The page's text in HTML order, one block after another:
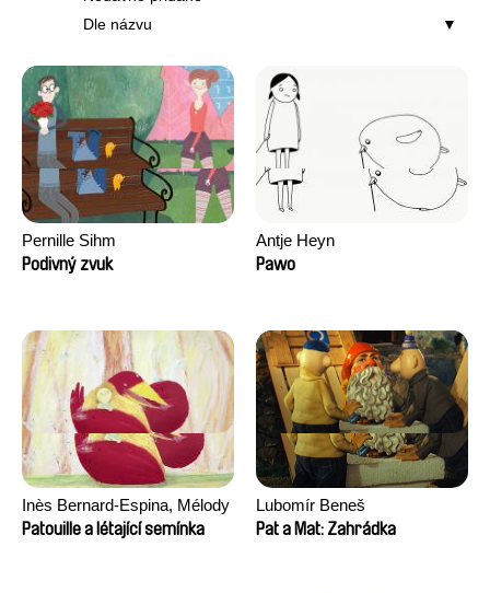
Dle názvu
Pernille Sihm
Podivný zvuk
Antje Heyn
Pawo
Inès Bernard-Espina, Mélody
Boulissière, Clémentine
Patouille a létající semínka
Lubomír Beneš
Pat a Mat: Zahrádka